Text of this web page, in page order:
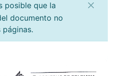
posible que la
documento no